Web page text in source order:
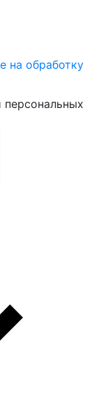
на обработку